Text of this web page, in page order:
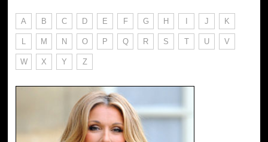
A B C D E F G H I J K
L M N O P Q R S T U V
W X Y Z